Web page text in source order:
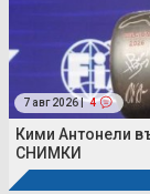
7 авг 2026 | 4
Кими Антонели
СНИМКИ